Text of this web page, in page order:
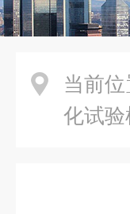
当前位
化试验